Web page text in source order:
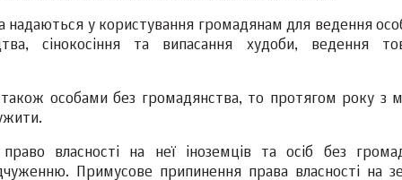
надаються у користування громадянам для ведення
сінокосіння та випасання худоби, ведення
особами без громадянства, то протягом року з
власності на неї іноземців та осіб без
Примусове припинення права власності на